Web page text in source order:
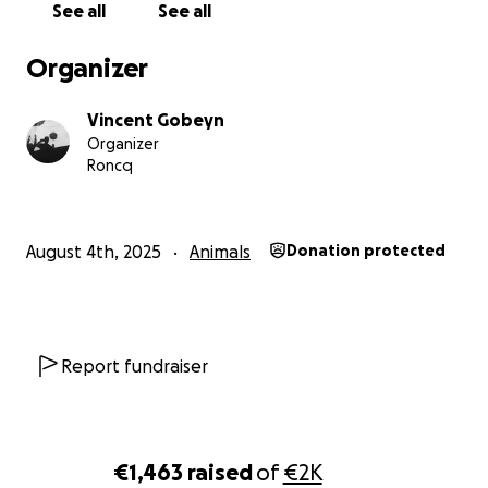
€1,463 raisedof€2K
les soins dont il a besoin. Si vous ne pouvez pas faire
nous aider à la faire connaître.
Merci infiniment pour votre soutien.
See all See all
Organizer
Vincent Gobeyn
Organizer
Roncq
August 4th, 2025 Animals Donation protected
Report fundraiser